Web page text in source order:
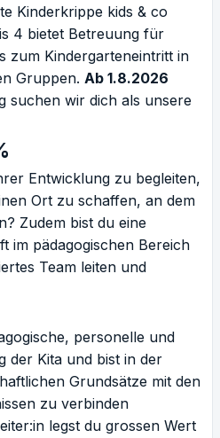
Kinderkrippe kids & co
4 bietet Betreuung für
zum Kindergarteneintritt in
Gruppen. Ab 1.8.2026
suchen wir dich als unsere
Entwicklung zu begleiten,
Ort zu schaffen, an dem
Zudem bist du eine
im pädagogischen Bereich
Team leiten und
personelle und
der Kita und bist in der
Grundsätze mit den
zu verbinden
legst du grossen Wert